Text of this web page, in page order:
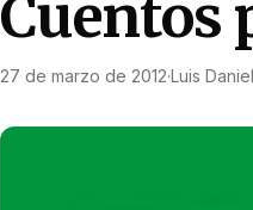
Cuentos
27 de marzo de 2012·Luis Daniel